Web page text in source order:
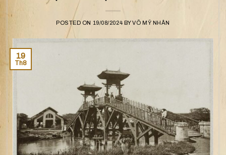
POSTED ON 19/08/2024 BYVÕ MỸ NHÂN
19
Th8